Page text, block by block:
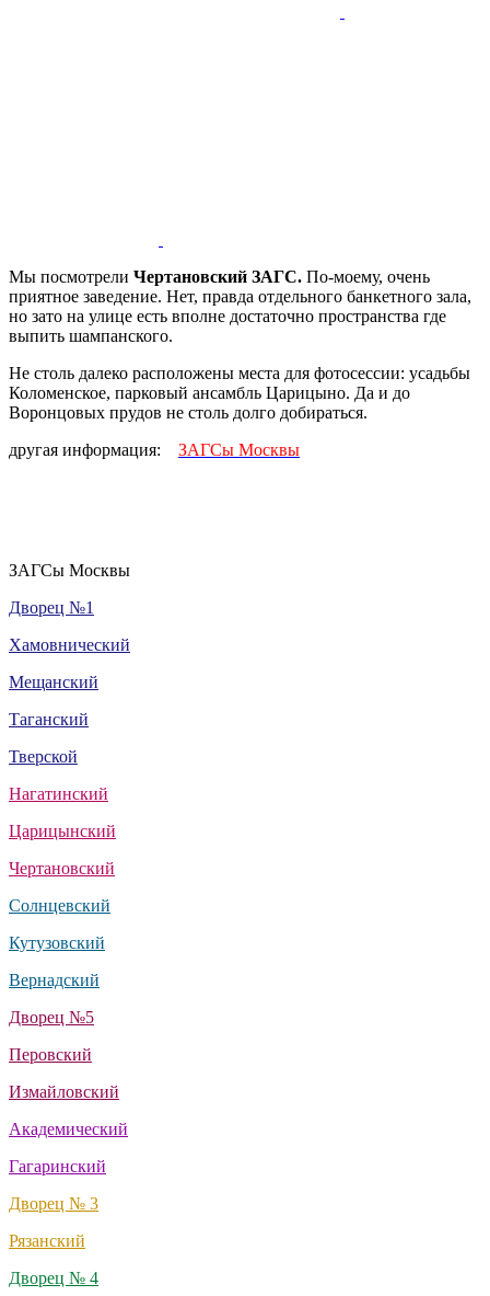
Мы посмотрели Чертановский ЗАГС. По-моему, очень
приятное заведение. Нет, правда отдельного банкетного зала,
но зато на улице есть вполне достаточно пространства где
выпить шампанского.
Не столь далеко расположены места для фотосессии: усадьбы
Коломенское, парковый ансамбль Царицыно. Да и до
Воронцовых прудов не столь долго добираться.
другая информация: ЗАГСы Москвы
ЗАГСы Москвы
Дворец №1
Хамовнический
Мещанский
Таганский
Тверской
Нагатинский
Царицынский
Чертановский
Солнцевский
Кутузовский
Вернадский
Дворец №5
Перовский
Измайловский
Академический
Гагаринский
Дворец № 3
Рязанский
Дворец № 4